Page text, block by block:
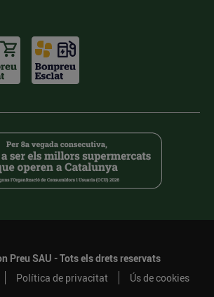
Preu SAU - Tots els drets reservats
Política de privacitat Ús de cookies